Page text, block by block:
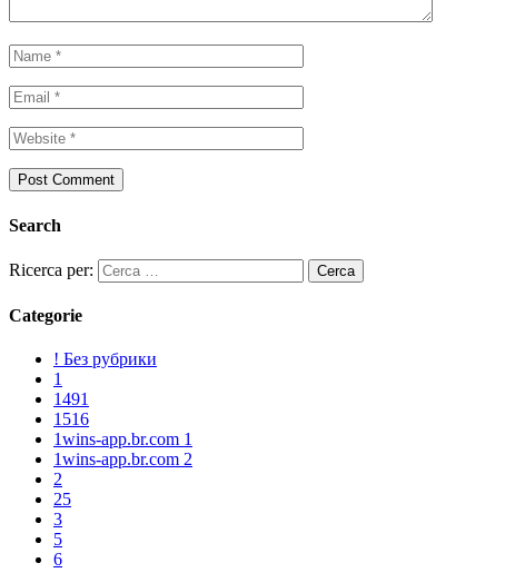
Search
Ricerca per:
Categorie
! Без рубрики
1
1491
1516
1wins-app.br.com 1
1wins-app.br.com 2
2
25
3
5
6